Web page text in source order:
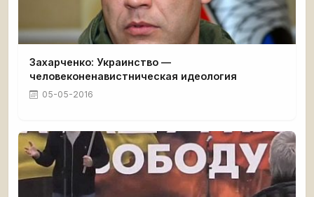
Захарченко: Украинство —
человеконенавистническая идеология
05-05-2016